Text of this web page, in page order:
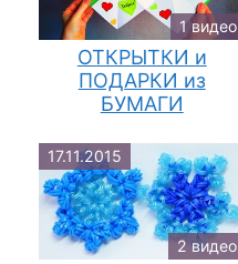
1 видео
ОТКРЫТКИ и
ПОДАРКИ из
БУМАГИ
17.11.2015
2 видео